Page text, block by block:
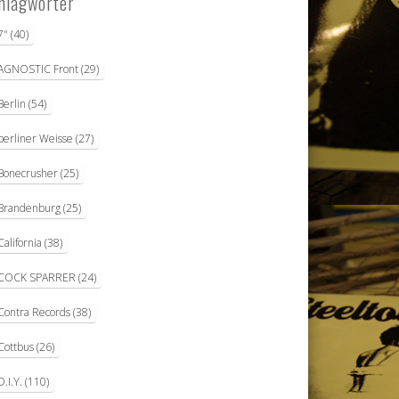
(40)
Front(29)
(54)
Weisse (27)
(25)
(25)
(38)
SPARRER (24)
Records(38)
(26)
(110)